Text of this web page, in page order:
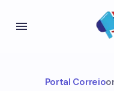
Portal Correio